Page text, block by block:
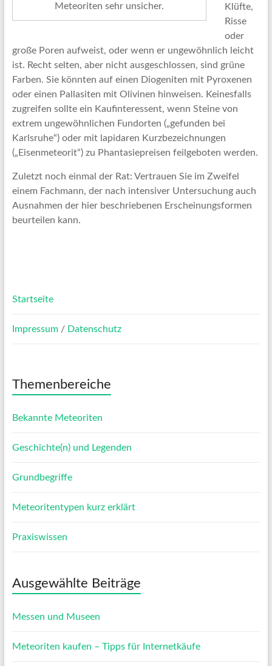
Meteoriten sehr unsicher.
Klüfte,
Risse
oder
große Poren aufweist, oder wenn er ungewöhnlich leicht
ist. Recht selten, aber nicht ausgeschlossen, sind grüne
Farben. Sie könnten auf einen Diogeniten mit Pyroxenen
oder einen Pallasiten mit Olivinen hinweisen. Keinesfalls
zugreifen sollte ein Kaufinteressent, wenn Steine von
extrem ungewöhnlichen Fundorten („gefunden bei
Karlsruhe“) oder mit lapidaren Kurzbezeichnungen
(„Eisenmeteorit“) zu Phantasiepreisen feilgeboten werden.
Zuletzt noch einmal der Rat: Vertrauen Sie im Zweifel
einem Fachmann, der nach intensiver Untersuchung auch
Ausnahmen der hier beschriebenen Erscheinungsformen
beurteilen kann.
Startseite
Impressum / Datenschutz
Themenbereiche
Bekannte Meteoriten
Geschichte(n) und Legenden
Grundbegriffe
Meteoritentypen kurz erklärt
Praxiswissen
Ausgewählte Beiträge
Messen und Museen
Meteoriten kaufen – Tipps für Internetkäufe